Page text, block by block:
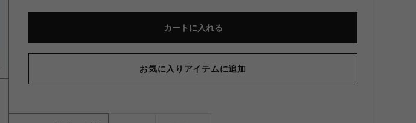
カートに入れる
お気に入りアイテムに追加